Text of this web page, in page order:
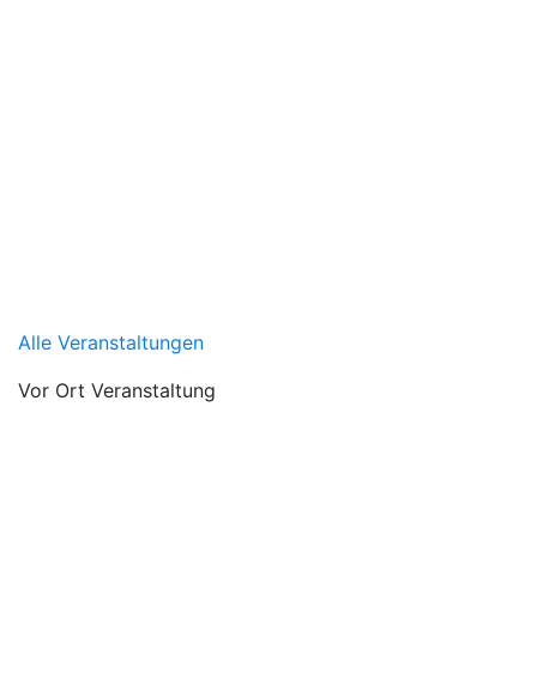
Alle Veranstaltungen
Vor Ort Veranstaltung